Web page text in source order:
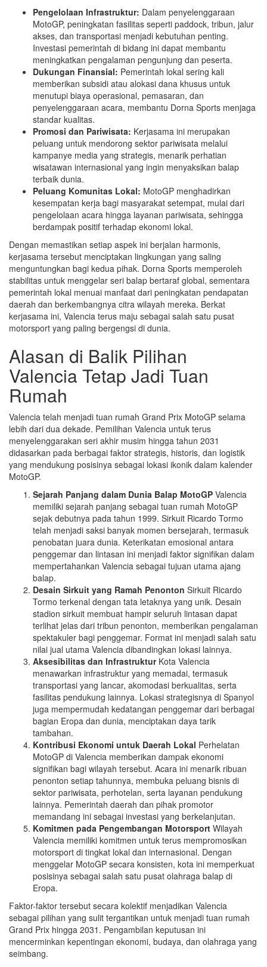
Pengelolaan Infrastruktur: Dalam penyelenggaraan
MotoGP, peningkatan fasilitas seperti paddock, tribun, jalur
akses, dan transportasi menjadi kebutuhan penting.
Investasi pemerintah di bidang ini dapat membantu
meningkatkan pengalaman pengunjung dan peserta.
Dukungan Finansial: Pemerintah lokal sering kali
memberikan subsidi atau alokasi dana khusus untuk
menutupi biaya operasional, pemasaran, dan
penyelenggaraan acara, membantu Dorna Sports menjaga
standar kualitas.
Promosi dan Pariwisata: Kerjasama ini merupakan
peluang untuk mendorong sektor pariwisata melalui
kampanye media yang strategis, menarik perhatian
wisatawan internasional yang ingin menyaksikan balap
terbaik dunia.
Peluang Komunitas Lokal: MotoGP menghadirkan
kesempatan kerja bagi masyarakat setempat, mulai dari
pengelolaan acara hingga layanan pariwisata, sehingga
berdampak positif terhadap ekonomi lokal.
Dengan memastikan setiap aspek ini berjalan harmonis,
kerjasama tersebut menciptakan lingkungan yang saling
menguntungkan bagi kedua pihak. Dorna Sports memperoleh
stabilitas untuk menggelar seri balap bertaraf global, sementara
pemerintah lokal menuai manfaat dari peningkatan pendapatan
daerah dan berkembangnya citra wilayah mereka. Berkat
kerjasama ini, Valencia terus maju sebagai salah satu pusat
motorsport yang paling bergengsi di dunia.
Alasan di Balik Pilihan
Valencia Tetap Jadi Tuan
Rumah
Valencia telah menjadi tuan rumah Grand Prix MotoGP selama
lebih dari dua dekade. Pemilihan Valencia untuk terus
menyelenggarakan seri akhir musim hingga tahun 2031
didasarkan pada berbagai faktor strategis, historis, dan logistik
yang mendukung posisinya sebagai lokasi ikonik dalam kalender
MotoGP.
Sejarah Panjang dalam Dunia Balap MotoGP Valencia
memiliki sejarah panjang sebagai tuan rumah MotoGP
sejak debutnya pada tahun 1999. Sirkuit Ricardo Tormo
telah menjadi saksi banyak momen bersejarah, termasuk
penobatan juara dunia. Keterikatan emosional antara
penggemar dan lintasan ini menjadi faktor signifikan dalam
mempertahankan Valencia sebagai tujuan utama ajang
balap.
Desain Sirkuit yang Ramah Penonton Sirkuit Ricardo
Tormo terkenal dengan tata letaknya yang unik. Desain
stadion sirkuit membuat hampir seluruh lintasan dapat
terlihat jelas dari tribun penonton, memberikan pengalaman
spektakuler bagi penggemar. Format ini menjadi salah satu
nilai jual utama Valencia dibandingkan lokasi lainnya.
Aksesibilitas dan InfrastrukturKota Valencia
menawarkan infrastruktur yang memadai, termasuk
transportasi yang lancar, akomodasi berkualitas, serta
fasilitas pendukung lainnya. Lokasi strategisnya di Spanyol
juga mempermudah kedatangan penggemar dari berbagai
bagian Eropa dan dunia, menciptakan daya tarik
tambahan.
Kontribusi Ekonomi untuk Daerah Lokal Perhelatan
MotoGP di Valencia memberikan dampak ekonomi
signifikan bagi wilayah tersebut. Acara ini menarik ribuan
penonton setiap tahunnya, membuka peluang bisnis di
sektor pariwisata, perhotelan, serta layanan pendukung
lainnya. Pemerintah daerah dan pihak promotor
memandang ini sebagai investasi yang berkelanjutan.
Komitmen pada Pengembangan Motorsport Wilayah
Valencia memiliki komitmen untuk terus mempromosikan
motorsport di tingkat lokal dan internasional. Dengan
menggelar MotoGP secara konsisten, kota ini memperkuat
posisinya sebagai salah satu pusat olahraga balap di
Eropa.
Faktor-faktor tersebut secara kolektif menjadikan Valencia
sebagai pilihan yang sulit tergantikan untuk menjadi tuan rumah
Grand Prix hingga 2031. Pengambilan keputusan ini
mencerminkan kepentingan ekonomi, budaya, dan olahraga yang
seimbang.